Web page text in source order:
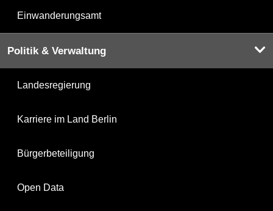
Einwanderungsamt
Politik & Verwaltung
Landesregierung
Karriere im Land Berlin
Bürgerbeteiligung
Open Data